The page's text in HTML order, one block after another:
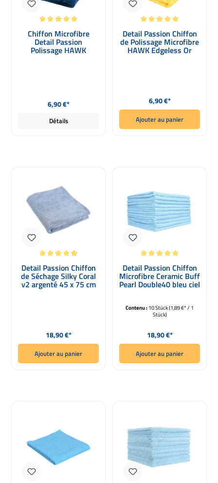
Note moyenne de 5 sur 5 étoiles
Chiffon Microfibre
Detail Passion
Polissage HAWK
Edgeless bleu marine
Prix régulier :
6,90 €*
Détails
Note moyenne de 5 sur 5 étoiles
Detail Passion Chiffon
de Polissage Microfibre
HAWK Edgeless Or
500gsm
Prix régulier :
6,90 €*
Ajouter au panier
Note moyenne de 4.95 sur 5 étoiles
Detail Passion Chiffon
de Séchage Silky Coral
v2 argenté 45 x 75 cm
Prix régulier :
18,90 €*
Ajouter au panier
Note moyenne de 5 sur 5 étoiles
Detail Passion Chiffon
Microfibre Ceramic Buff
Pearl Double40 bleu ciel
Contenu :10 Stück(1,89 €* / 1
Stück)
Prix régulier :
18,90 €*
Ajouter au panier